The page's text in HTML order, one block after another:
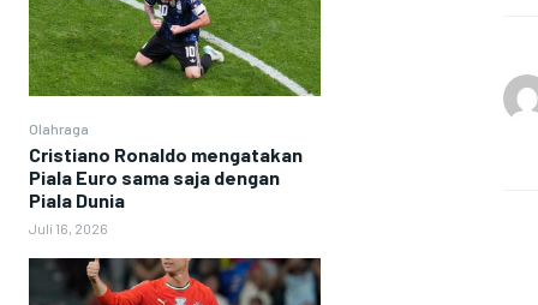
Olahraga
Cristiano Ronaldo mengatakan
Piala Euro sama saja dengan
Piala Dunia
Juli 16, 2026